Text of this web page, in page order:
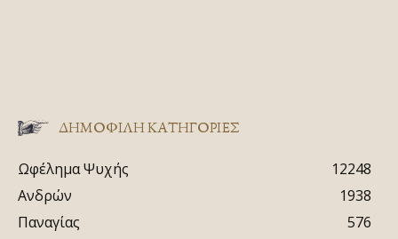
ΔΗΜΟΦΙΛΗ ΚΑΤΗΓΟΡΙΕΣ
Ωφέλημα Ψυχής
12248
Ανδρών
1938
Παναγίας
576